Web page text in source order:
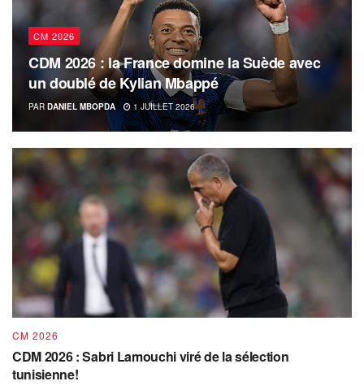
CM 2026
CDM 2026 : la France domine la Suède avec
un doublé de Kylian Mbappé
PAR DANIEL MBOPDA 1 JUILLET 2026
CM 2026
CDM 2026 : Sabri Lamouchi viré de la sélection
tunisienne!